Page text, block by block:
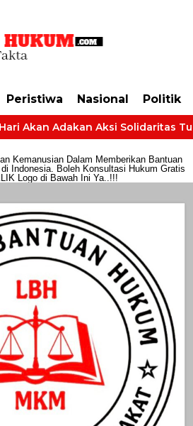
Peristiwa Nasional Politik
Akan Adakan Aksi Solidaritas
Kemanusian Dalam Memberikan Bantuan
Indonesia. Boleh Konsultasi Hukum Gratis
Logo di Bawah Ini Ya..!!!